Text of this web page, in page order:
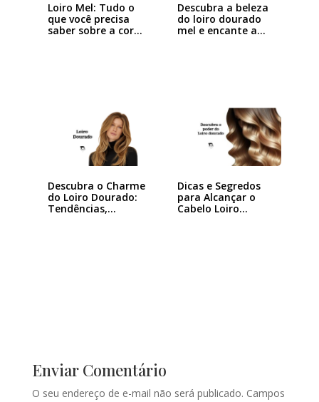
Loiro Mel: Tudo o
que você precisa
saber sobre a cor…
Descubra a beleza
do loiro dourado
mel e encante a…
Descubra o Charme
do Loiro Dourado:
Tendências,…
Dicas e Segredos
para Alcançar o
Cabelo Loiro…
Enviar Comentário
O seu endereço de e-mail não será publicado. Campos